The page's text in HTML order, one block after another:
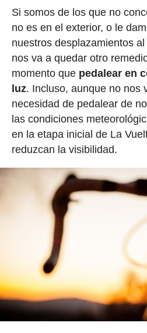
Si somos de los que no
no es en el exterior, o le
nuestros desplazamientos
nos va a quedar otro
momento que pedalear en
luz. Incluso, aunque no nos
necesidad de pedalear de
las condiciones
en la etapa inicial de La
reduzcan la visibilidad.